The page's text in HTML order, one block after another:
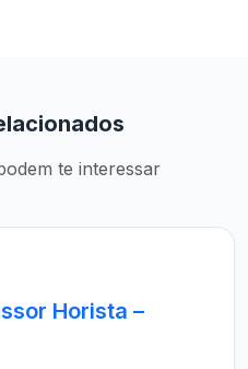
te interessar
Horista –